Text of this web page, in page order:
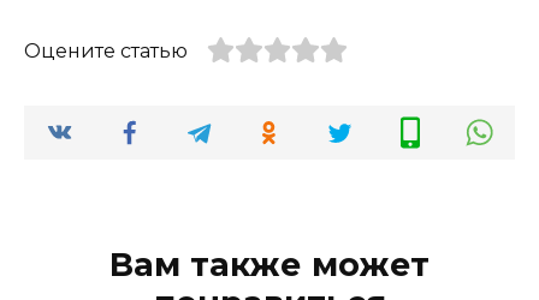
Оцените статью
Вам также может